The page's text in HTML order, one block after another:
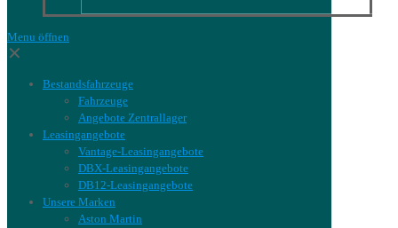
Menu öffnen
✕
Bestandsfahrzeuge
Fahrzeuge
Angebote Zentrallager
Leasingangebote
Vantage-Leasingangebote
DBX-Leasingangebote
DB12-Leasingangebote
Unsere Marken
Aston Martin